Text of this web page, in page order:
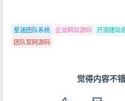
星涵团队系统 企业网站源码 开源建站
团队官网源码
觉得内容不